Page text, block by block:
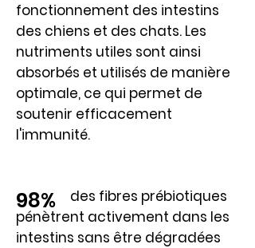
fonctionnement des intestins
des chiens et des chats. Les
nutriments utiles sont ainsi
absorbés et utilisés de manière
optimale, ce qui permet de
soutenir efficacement
l'immunité.
des fibres prébiotiques
pénètrent activement dans les
intestins sans être dégradées
98%